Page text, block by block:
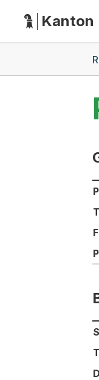
Hauptnavigation
Kanton